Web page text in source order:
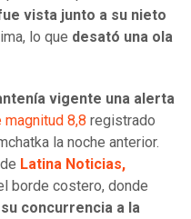
vista junto a su nieto
lo que desató una ola
vigente una alerta
8,8 registrado
la noche anterior.
Latina Noticias,
borde costero, donde
concurrencia a la